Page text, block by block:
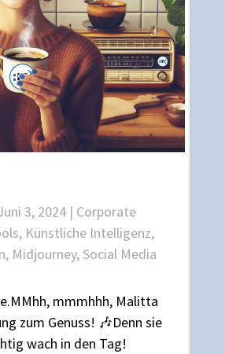
3, 2024| Corporate
, Künstliche Intelligenz,
, Midjourney,Social Media
mmmhhh, Malitta
zum Genuss! 🎶Denn sie
wach in den Tag!